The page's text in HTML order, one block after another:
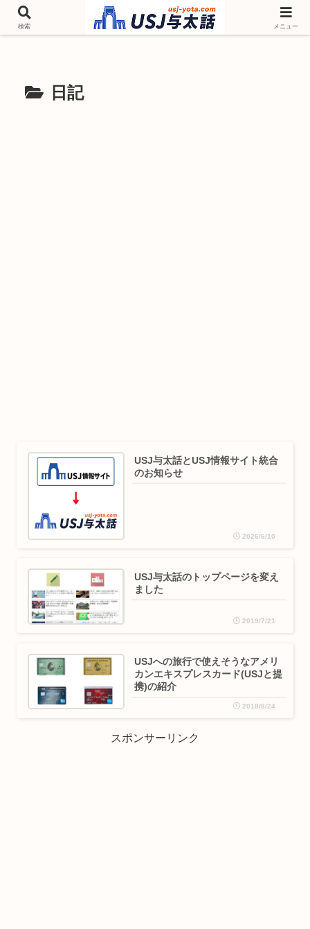
チケットやシーズンイベント ニンテンドーワールド アトラクションなどユニ
バを歩いて情報収集しています
日記
USJ与太話とUSJ情報サイト統合
のお知らせ
2026/6/10
USJ与太話のトップページを変え
ました
2019/7/21
USJへの旅行で使えそうなアメリ
カンエキスプレスカード(USJと提
携)の紹介
2018/8/24
スポンサーリンク
検索 メニュー